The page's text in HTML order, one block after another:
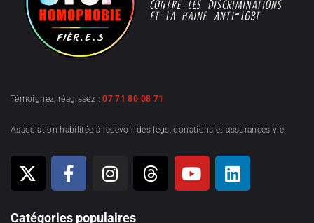
Témoignez, réagissez :07 71 80 08 71
Association habilitée à recevoir des legs, donations et assurances-vie
Catégories populaires